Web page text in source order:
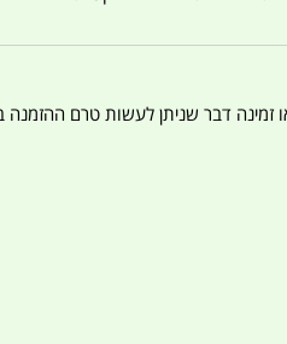
זמינה דבר שניתן לעשות טרם ההזמנה